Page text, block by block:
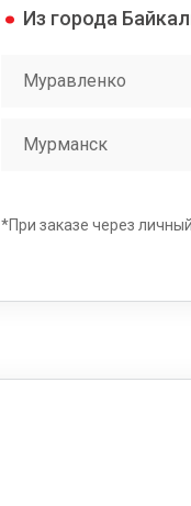
Из города
Муравленко
Мурманск
*При заказе через